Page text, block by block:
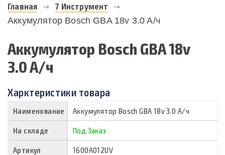
Главная 7 Инструмент
Аккумулятор Bosch GBA 18v 3.0 A/ч
Аккумулятор Bosch GBA 18v
3.0 A/ч
Харктеристики товара
Наименование Аккумулятор Bosch GBA 18v 3.0 A/ч
На складе Под Заказ
Артикул 1600A012UV